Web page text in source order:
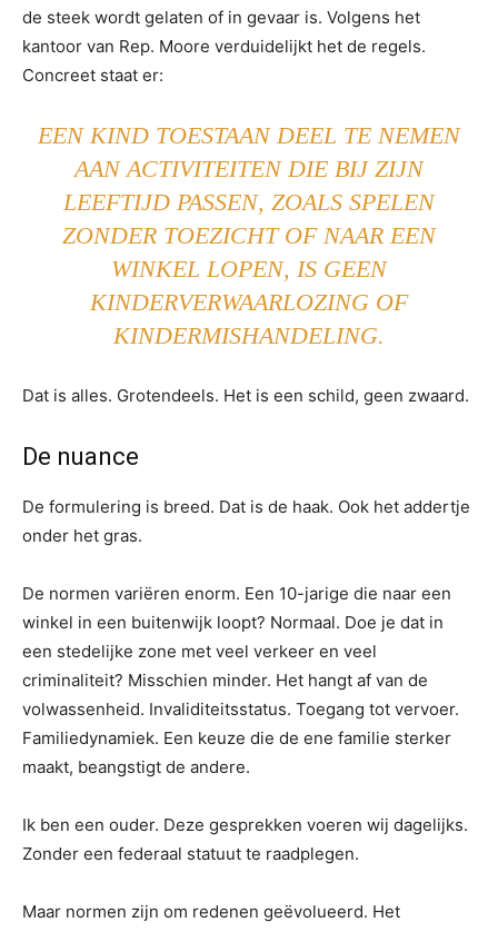
de steek wordt gelaten of in gevaar is. Volgens het
kantoor van Rep. Moore verduidelijkt het de regels.
Concreet staat er:
EEN KIND TOESTAAN DEEL TE NEMEN
AAN ACTIVITEITEN DIE BIJ ZIJN
LEEFTIJD PASSEN, ZOALS SPELEN
ZONDER TOEZICHT OF NAAR EEN
WINKEL LOPEN, IS GEEN
KINDERVERWAARLOZING OF
KINDERMISHANDELING.
Dat is alles. Grotendeels. Het is een schild, geen zwaard.
De nuance
De formulering is breed. Dat is de haak. Ook het addertje
onder het gras.
De normen variëren enorm. Een 10-jarige die naar een
winkel in een buitenwijk loopt? Normaal. Doe je dat in
een stedelijke zone met veel verkeer en veel
criminaliteit? Misschien minder. Het hangt af van de
volwassenheid. Invaliditeitsstatus. Toegang tot vervoer.
Familiedynamiek. Een keuze die de ene familie sterker
maakt, beangstigt de andere.
Ik ben een ouder. Deze gesprekken voeren wij dagelijks.
Zonder een federaal statuut te raadplegen.
Maar normen zijn om redenen geëvolueerd. Het